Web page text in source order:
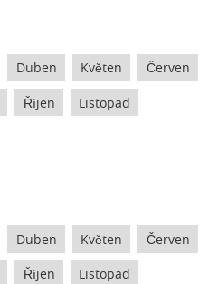
Duben Květen Červen
Říjen Listopad
Duben Květen Červen
Říjen Listopad